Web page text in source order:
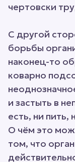
чертовски
С другой
борьбы
наконец-то
коварно
и застыть в
есть, ни
О чём это
том, что